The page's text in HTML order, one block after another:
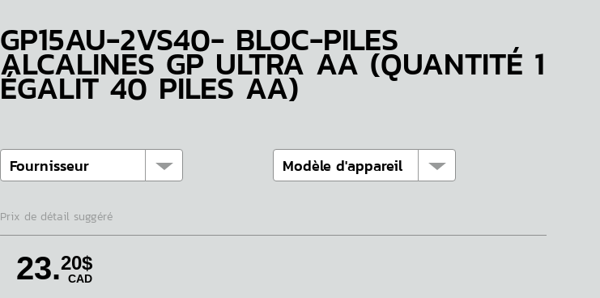
GP15AU-2VS40- BLOC-PILES
ALCALINES GP ULTRA AA (QUANTITÉ 1
ÉGALIT 40 PILES AA)
Prix de détail suggéré
23.20$
CAD